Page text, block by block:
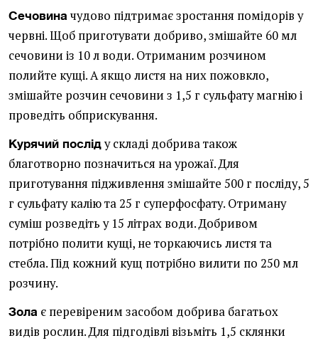
Сечовина чудово підтримає зростання помідорів у
червні. Щоб приготувати добриво, змішайте 60 мл
сечовини із 10 л води. Отриманим розчином
полийте кущі. А якщо листя на них пожовкло,
змішайте розчин сечовини з 1,5 г сульфату магнію і
проведіть обприскування.
Курячий посліду складі добрива також
благотворно позначиться на урожаї. Для
приготування підживлення змішайте 500 г посліду, 5
г сульфату калію та 25 г суперфосфату. Отриману
суміш розведіть у 15 літрах води. Добривом
потрібно полити кущі, не торкаючись листя та
стебла. Під кожний кущ потрібно вилити по 250 мл
розчину.
Зола є перевіреним засобом добрива багатьох
видів рослин. Для підгодівлі візьміть 1,5 склянки